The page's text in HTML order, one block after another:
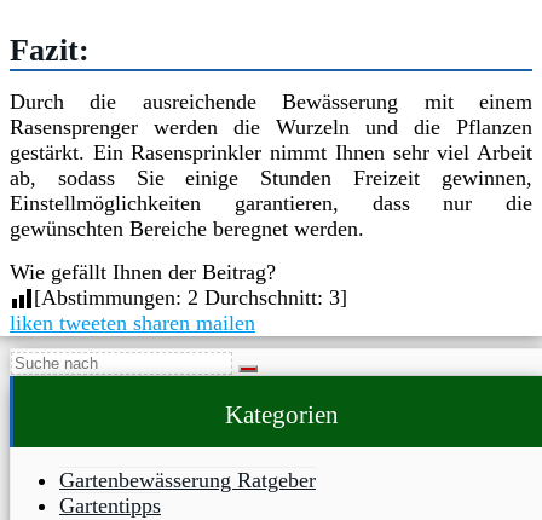
Fazit:
Durch die ausreichende Bewässerung mit einem
Rasensprenger werden die Wurzeln und die Pflanzen
gestärkt. Ein Rasensprinkler nimmt Ihnen sehr viel Arbeit
ab, sodass Sie einige Stunden Freizeit gewinnen,
Einstellmöglichkeiten garantieren, dass nur die
gewünschten Bereiche beregnet werden.
Wie gefällt Ihnen der Beitrag?
[Abstimmungen: 2 Durchschnitt: 3]
liken tweeten sharen mailen
Kategorien
Gartenbewässerung Ratgeber
Gartentipps